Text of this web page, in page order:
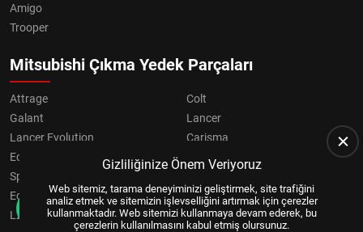
Amigo
Trooper
Mitsubishi Çıkma Yedek Parçaları
Attrage
Colt
Galant
Lancer
Lancer Evolution
Carisma
Eclipse
Grandis
Space Star
Eclipse Cross
OUTLANDER
L200
Pajero
Gizliliğinize Önem Veriyoruz
Web sitemiz, tarama deneyiminizi geliştirmek, site trafiğini
analiz etmek ve sitemizin işlevselliğini artırmak için çerezler
kullanmaktadır. Web sitemizi kullanmaya devam ederek, bu
çerezlerin kullanılmasını kabul etmiş olursunuz.